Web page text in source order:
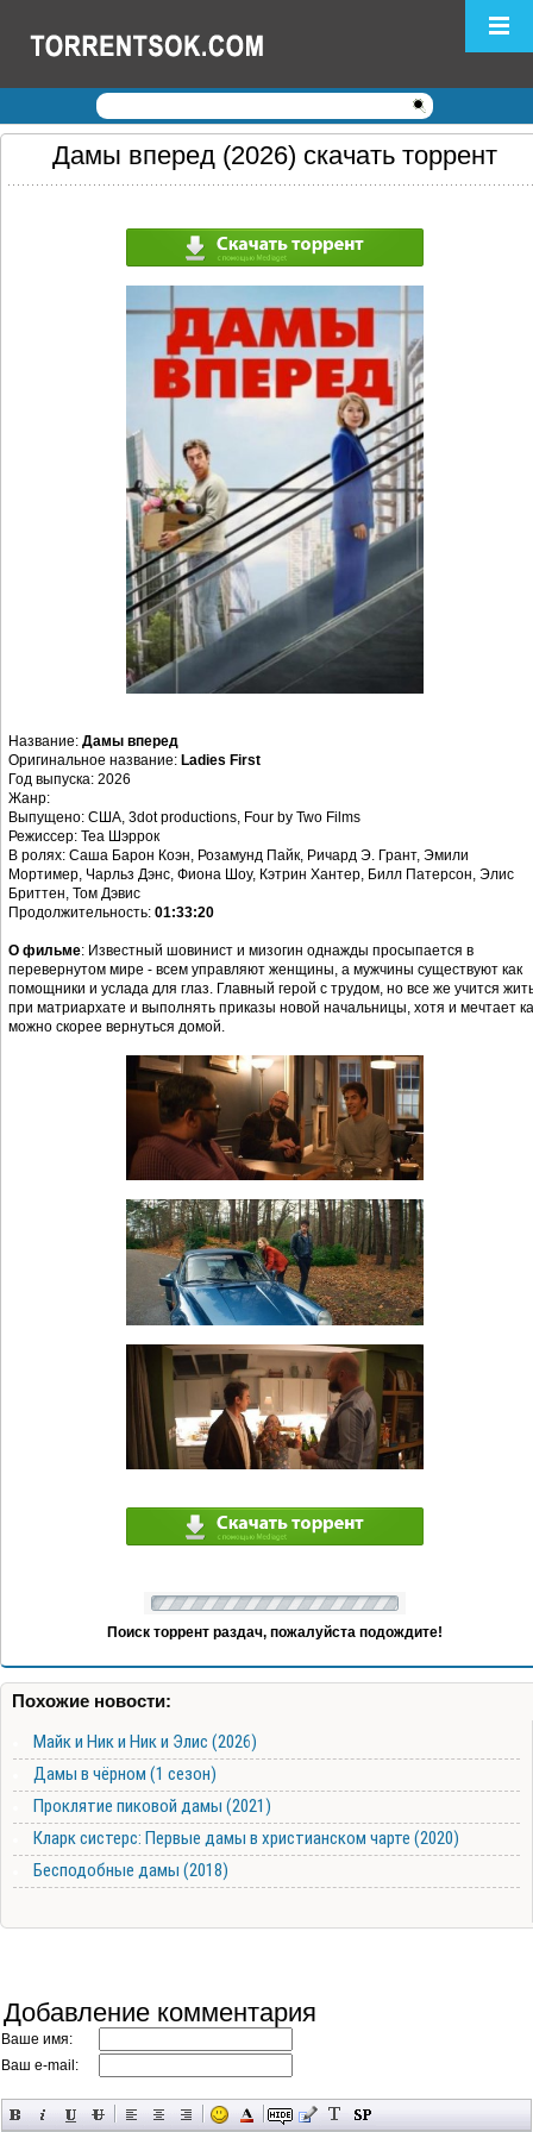
Логин: Пароль:
Забыли пароль?
Дамы вперед (2026) скачать торрент
Название: Дамы вперед
Оригинальное название: Ladies First
Год выпуска: 2026
Жанр:
Выпущено: США, 3dot productions, Four by Two Films
Режиссер: Теа Шэррок
В ролях: Саша Барон Коэн, Розамунд Пайк, Ричард Э. Грант, Эмили
Мортимер, Чарльз Дэнс, Фиона Шоу, Кэтрин Хантер, Билл Патерсон, Элис
Бриттен, Том Дэвис
Продолжительность: 01:33:20
О фильме: Известный шовинист и мизогин однажды просыпается в
перевернутом мире - всем управляют женщины, а мужчины существуют как
помощники и услада для глаз. Главный герой с трудом, но все же учится
при матриархате и выполнять приказы новой начальницы, хотя и мечтает
можно скорее вернуться домой.
Поиск торрент раздач, пожалуйста подождите!
Похожие новости:
Майк и Ник и Ник и Элис (2026)
Дамы в чёрном (1 сезон)
Проклятие пиковой дамы (2021)
Кларк систерс: Первые дамы в христианском чарте (2020)
Бесподобные дамы (2018)
Добавление комментария
Ваше имя:
Ваш e-mail: